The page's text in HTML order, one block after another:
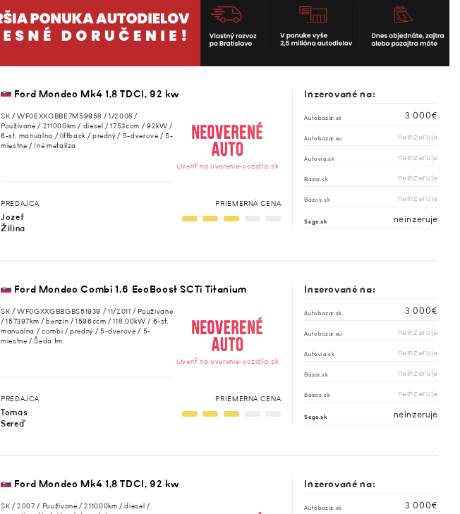
Ford Mondeo Mk4 1,8 TDCI, 92 kw
SK / WF0EXXGBBE7M59958 / 1/2008 /
Používané / 211000km / diesel / 1753ccm / 92kW /
6-st. manuálna / liftback / predný / 5-dverové / 5-
miestne / Iné metalíza
Overiť na overenie-vozidla.sk
PREDAJCA
Jozef
Žilina
PRIEMERNÁ CENA
Inzerované na:
Autobazar.sk 3 000€
Autobazar.eu neinzeruje
Autovia.sk neinzeruje
Bazar.sk neinzeruje
Bazos.sk neinzeruje
Sego.sk neinzeruje
Ford Mondeo Combi 1.6 EcoBoost SCTi Titanium
SK / WF0GXXGBBGBS51939 / 11/2011 / Používané
/ 157397km / benzín / 1596ccm / 118.00kW / 6-st.
manuálna / combi / predný / 5-dverové / 5-
miestne / Šedá tm.
Overiť na overenie-vozidla.sk
PREDAJCA
Tomas
Sereď
PRIEMERNÁ CENA
Inzerované na:
Autobazar.sk 3 000€
Autobazar.eu neinzeruje
Autovia.sk neinzeruje
Bazar.sk neinzeruje
Bazos.sk neinzeruje
Sego.sk neinzeruje
Ford Mondeo Mk4 1,8 TDCI, 92 kw
SK / 2007 / Používané / 211000km / diesel /
Inzerované na:
Autobazar.sk 3 000€